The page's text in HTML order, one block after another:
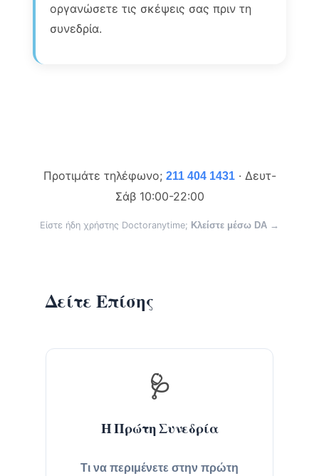
οργανώσετε τις σκέψεις σας πριν τη
συνεδρία.
Προτιμάτε τηλέφωνο; 211 404 1431· Δευτ-
Σάβ 10:00-22:00
Είστε ήδη χρήστης Doctoranytime; Κλείστε μέσω DA →
Δείτε Επίσης
🩺
Η Πρώτη Συνεδρία
Τι να περιμένετε στην πρώτη